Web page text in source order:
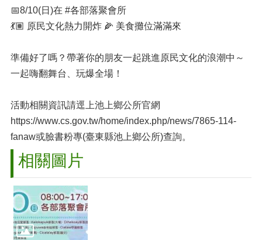
📅8/10(日)在 #各部落聚會所
💃🏽 原民文化熱力開炸 🌽 美食攤位滿滿來
準備好了嗎？帶著你的朋友一起跳進原民文化的浪潮中～
一起嗨翻舞台、玩爆全場！
活動相關資訊請逕上池上鄉公所官網
https://www.cs.gov.tw/home/index.php/news/7865-114-
fanaw或臉書粉專(臺東縣池上鄉公所)查詢。
相關圖片